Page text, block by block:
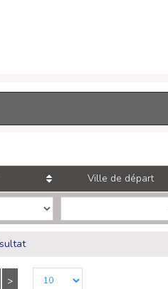
Ville de départ
>